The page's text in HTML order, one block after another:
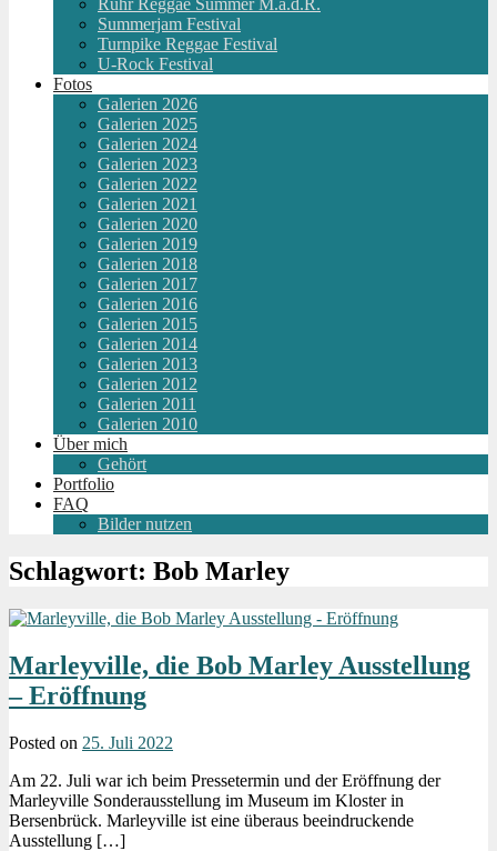
Summerjam Festival
Turnpike Reggae Festival
U-Rock Festival
Fotos
Galerien 2026
Galerien 2025
Galerien 2024
Galerien 2023
Galerien 2022
Galerien 2021
Galerien 2020
Galerien 2019
Galerien 2018
Galerien 2017
Galerien 2016
Galerien 2015
Galerien 2014
Galerien 2013
Galerien 2012
Galerien 2011
Galerien 2010
Über mich
Gehört
Portfolio
FAQ
Bilder nutzen
Schlagwort: Bob Marley
Marleyville, die Bob Marley Ausstellung
– Eröffnung
Posted on 25. Juli 2022
Am 22. Juli war ich beim Pressetermin und der Eröffnung der
Marleyville Sonderausstellung im Museum im Kloster in
Bersenbrück. Marleyville ist eine überaus beeindruckende
Ausstellung […]